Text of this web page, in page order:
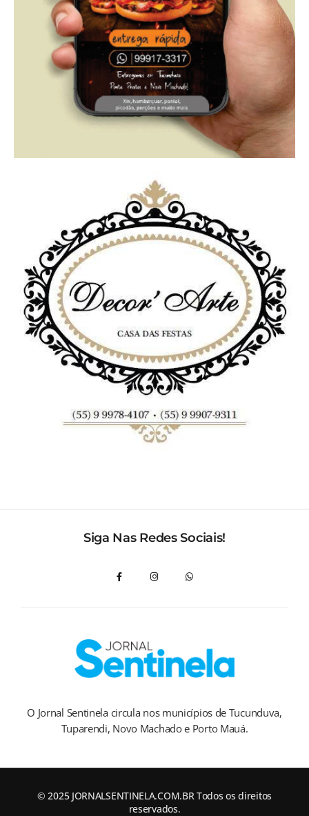
Siga Nas Redes Sociais!
O Jornal Sentinela circula nos municípios de Tucunduva,
Tuparendi, Novo Machado e Porto Mauá.
© 2025 JORNALSENTINELA.COM.BR Todos os direitos
reservados.